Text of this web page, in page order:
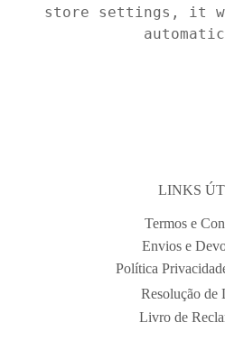
store settings, it
LINKS
Termos e
Envios e
Política
Resolução de
Livro de